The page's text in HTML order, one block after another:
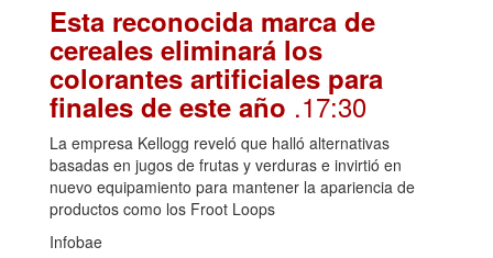
Esta reconocida marca de
cereales eliminará los
colorantes artificiales para
finales de este año .17:30
La empresa Kellogg reveló que halló alternativas
basadas en jugos de frutas y verduras e invirtió en
nuevo equipamiento para mantener la apariencia de
productos como los Froot Loops
Infobae